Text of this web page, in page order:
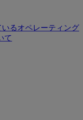
いるオペレーティング
て